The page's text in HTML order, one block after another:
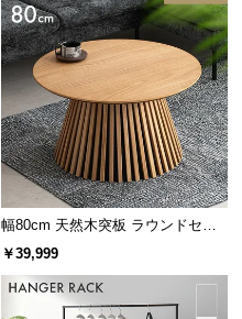
幅80cm 天然木突板 ラウンドセン
ターテーブル 美しい格子デザイン
￥39,999